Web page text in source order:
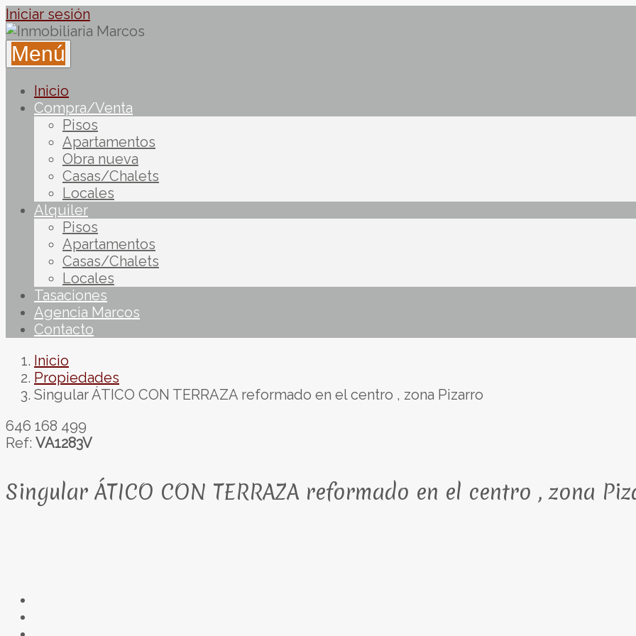
Iniciar sesión
Menú
Inicio
Compra/Venta
Pisos
Apartamentos
Obra nueva
Casas/Chalets
Locales
Alquiler
Pisos
Apartamentos
Casas/Chalets
Locales
Tasaciones
Agencia Marcos
Contacto
Inicio
Propiedades
Singular ÁTICO CON TERRAZA reformado en el centro , zona Pizarro
646 168 499
Ref: VA1283V
Singular ÁTICO CON TERRAZA reformado en el centro , zona